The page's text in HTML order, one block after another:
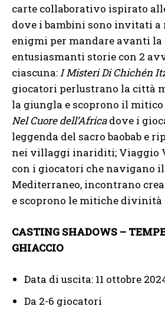
carte collaborativo ispirato
dove i bambini sono invitati a
enigmi per mandare avanti la
entusiasmanti storie con 2
ciascuna:I Misteri Di Chichén
giocatori perlustrano la città
la giungla e scoprono il
Nel Cuore dell’Africadove i
leggenda del sacro baobab e
nei villaggi inariditi; Viaggio
con i giocatori che navigano
Mediterraneo, incontrano
e scoprono le mitiche divinità
CASTING SHADOWS –
GHIACCIO
Data di uscita: 11 ottobre
Da 2-6 giocatori